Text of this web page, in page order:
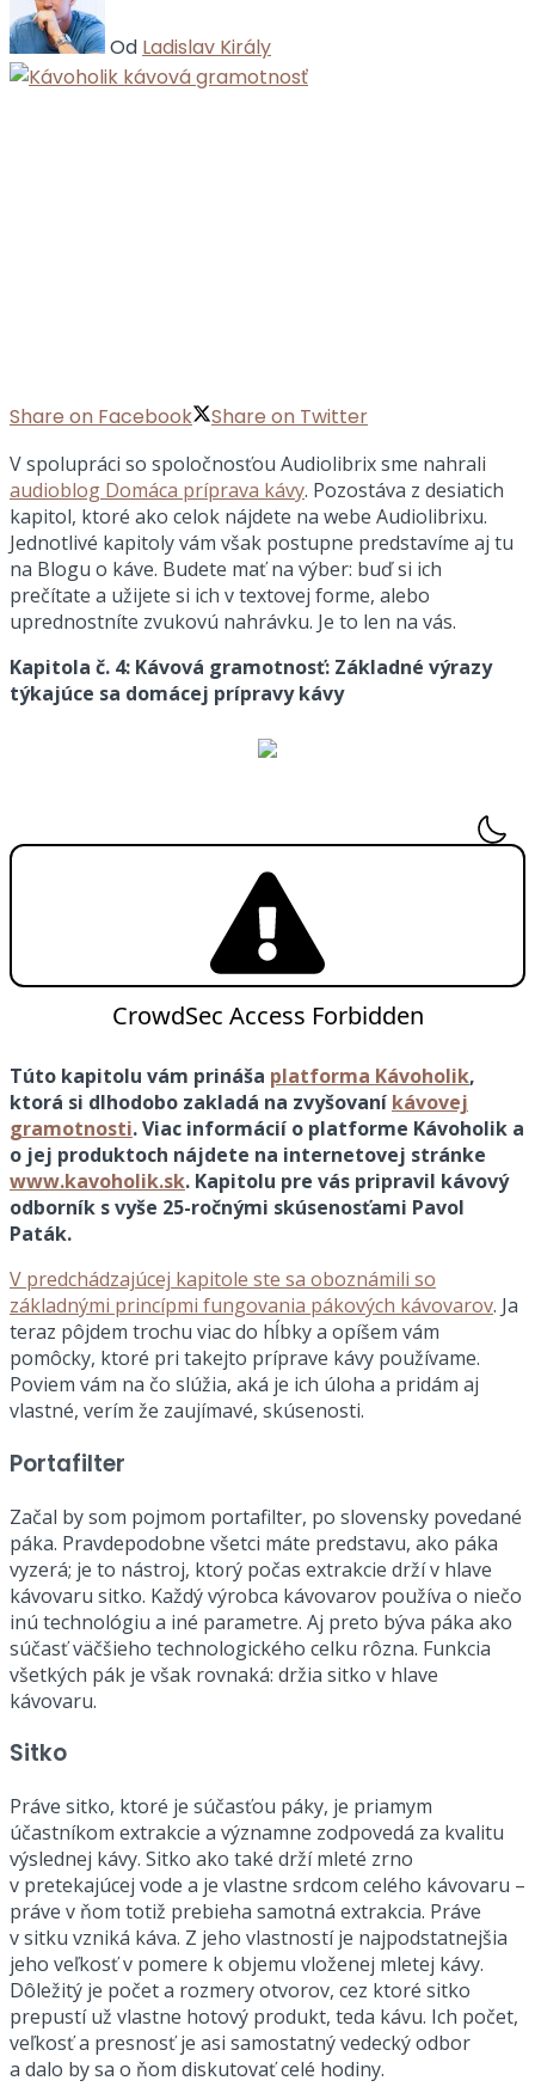
Od Ladislav Király
Share on Facebook Share on Twitter
V spolupráci so spoločnosťou Audiolibrix sme nahrali
audioblog Domáca príprava kávy. Pozostáva z desiatich
kapitol, ktoré ako celok nájdete na webe Audiolibrixu.
Jednotlivé kapitoly vám však postupne predstavíme aj tu
na Blogu o káve. Budete mať na výber: buď si ich
prečítate a užijete si ich v textovej forme, alebo
uprednostníte zvukovú nahrávku. Je to len na vás.
Kapitola č. 4: Kávová gramotnosť: Základné výrazy
týkajúce sa domácej prípravy kávy
Túto kapitolu vám prináša platforma Kávoholik,
ktorá si dlhodobo zakladá na zvyšovaní kávovej
gramotnosti. Viac informácií o platforme Kávoholik a
o jej produktoch nájdete na internetovej stránke
www.kavoholik.sk. Kapitolu pre vás pripravil kávový
odborník s vyše 25-ročnými skúsenosťami Pavol
Paták.
V predchádzajúcej kapitole ste sa oboznámili so
základnými princípmi fungovania pákových kávovarov. Ja
teraz pôjdem trochu viac do hĺbky a opíšem vám
pomôcky, ktoré pri takejto príprave kávy používame.
Poviem vám na čo slúžia, aká je ich úloha a pridám aj
vlastné, verím že zaujímavé, skúsenosti.
Portafilter
Začal by som pojmom portafilter, po slovensky povedané
páka. Pravdepodobne všetci máte predstavu, ako páka
vyzerá; je to nástroj, ktorý počas extrakcie drží v hlave
kávovaru sitko. Každý výrobca kávovarov používa o niečo
inú technológiu a iné parametre. Aj preto býva páka ako
súčasť väčšieho technologického celku rôzna. Funkcia
všetkých pák je však rovnaká: držia sitko v hlave
kávovaru.
Sitko
Práve sitko, ktoré je súčasťou páky, je priamym
účastníkom extrakcie a významne zodpovedá za kvalitu
výslednej kávy. Sitko ako také drží mleté zrno
v pretekajúcej vode a je vlastne srdcom celého kávovaru –
práve v ňom totiž prebieha samotná extrakcia. Práve
v sitku vzniká káva. Z jeho vlastností je najpodstatnejšia
jeho veľkosť v pomere k objemu vloženej mletej kávy.
Dôležitý je počet a rozmery otvorov, cez ktoré sitko
prepustí už vlastne hotový produkt, teda kávu. Ich počet,
veľkosť a presnosť je asi samostatný vedecký odbor
a dalo by sa o ňom diskutovať celé hodiny.